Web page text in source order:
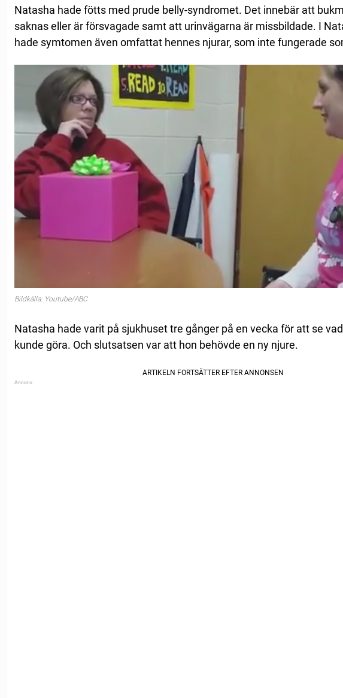
Natasha hade fötts med prude belly-syndromet. Det innebär att
saknas eller är försvagade samt att urinvägarna är missbildade. I
hade symtomen även omfattat hennes njurar, som inte fungerade
Bildkälla: Youtube/ABC
Natasha hade varit på sjukhuset tre gånger på en vecka för att se
kunde göra. Och slutsatsen var att hon behövde en ny njure.